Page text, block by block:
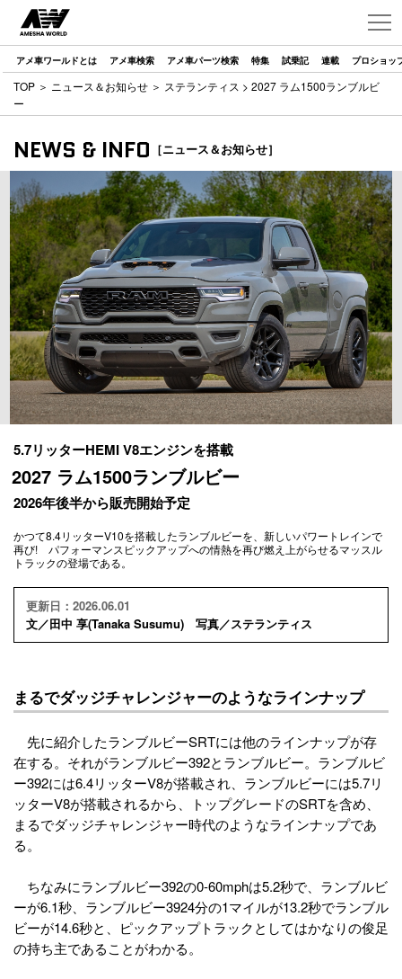
アメ車ワールドとは アメ車検索 アメ車パーツ検索 特集 試乗記 連載 プロショッ
TOP ＞ ニュース＆お知らせ ＞ ステランティス > 2027 ラム1500ランブルビ
ー
NEWS & INFO ［ニュース＆お知らせ］
5.7リッターHEMI V8エンジンを搭載
2027 ラム1500ランブルビー
2026年後半から販売開始予定
かつて8.4リッターV10を搭載したランブルビーを、新しいパワートレインで
再び! パフォーマンスピックアップへの情熱を再び燃え上がらせるマッスル
トラックの登場である。
更新日：2026.06.01
文／田中 享(Tanaka Susumu) 写真／ステランティス
まるでダッジチャレンジャーのようなラインナップ
先に紹介したランブルビーSRTには他のラインナップが存
在する。それがランブルビー392とランブルビー。ランブルビ
ー392には6.4リッターV8が搭載され、ランブルビーには5.7リ
ッターV8が搭載されるから、トップグレードのSRTを含め、
まるでダッジチャレンジャー時代のようなラインナップであ
る。
ちなみにランブルビー392の0-60mphは5.2秒で、ランブルビ
ーが6.1秒、ランブルビー3924分の1マイルが13.2秒でランブル
ビーが14.6秒と、ピックアップトラックとしてはかなりの俊足
の持ち主であることがわかる。